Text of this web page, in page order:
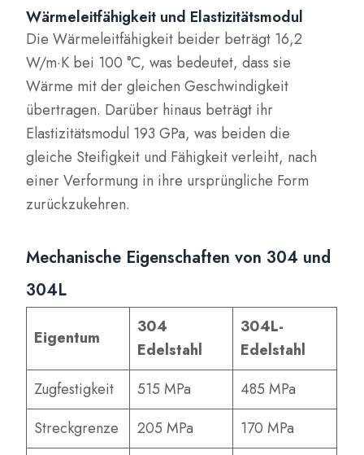
Wärmeleitfähigkeit und Elastizitätsmodul
Die Wärmeleitfähigkeit beider beträgt 16,2
W/m·K bei 100 °C, was bedeutet, dass sie
Wärme mit der gleichen Geschwindigkeit
übertragen. Darüber hinaus beträgt ihr
Elastizitätsmodul 193 GPa, was beiden die
gleiche Steifigkeit und Fähigkeit verleiht, nach
einer Verformung in ihre ursprüngliche Form
zurückzukehren.
Mechanische Eigenschaften von 304 und
304L
Eigentum
304
Edelstahl
304L-
Edelstahl
Zugfestigkeit
515 MPa
485 MPa
Streckgrenze
205 MPa
170 MPa